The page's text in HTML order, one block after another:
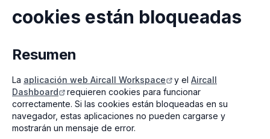
cookies están bloqueadas
Resumen
La aplicación web Aircall Workspace y el Aircall
Dashboard
requieren cookies para funcionar
correctamente. Si las cookies están bloqueadas en su
navegador, estas aplicaciones no pueden cargarse y
mostrarán un mensaje de error.